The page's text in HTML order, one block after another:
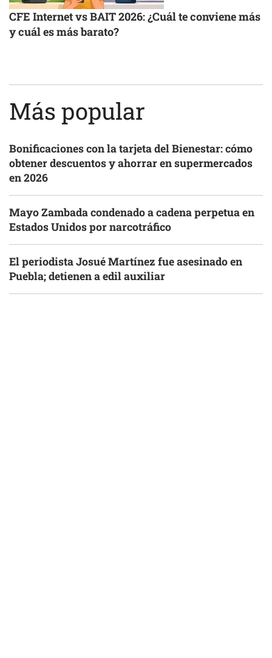
CFE Internet vs BAIT 2026: ¿Cuál te conviene más
y cuál es más barato?
Más popular
Bonificaciones con la tarjeta del Bienestar: cómo
obtener descuentos y ahorrar en supermercados
en 2026
Mayo Zambada condenado a cadena perpetua en
Estados Unidos por narcotráfico
El periodista Josué Martínez fue asesinado en
Puebla; detienen a edil auxiliar